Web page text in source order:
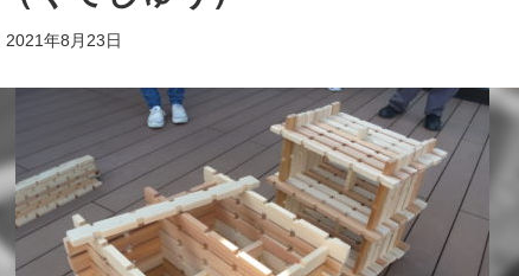
2021年8月23日